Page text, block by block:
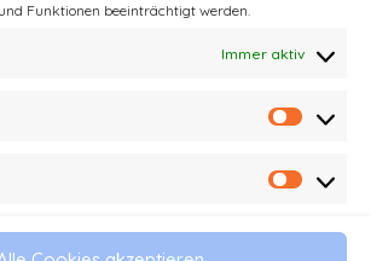
Funktionen beeinträchtigt werden.
Immer aktiv